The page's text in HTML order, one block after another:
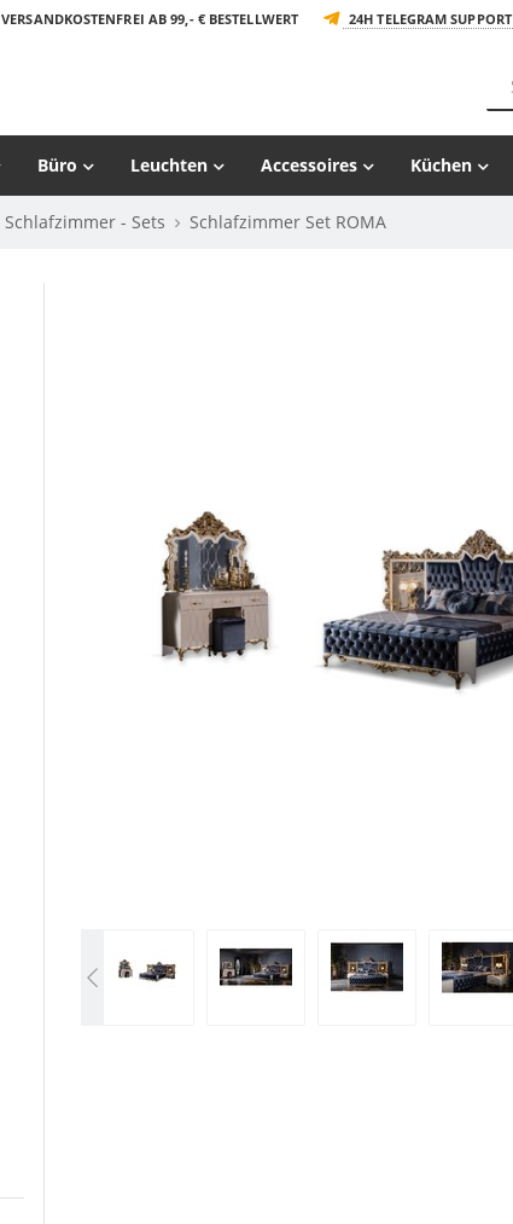
VERSANDKOSTENFREI AB 99,- € BESTELLWERT 24H TELEGRAM SUPPORT
Büro Leuchten Accessoires Küchen
Schlafzimmer - Sets Schlafzimmer Set ROMA